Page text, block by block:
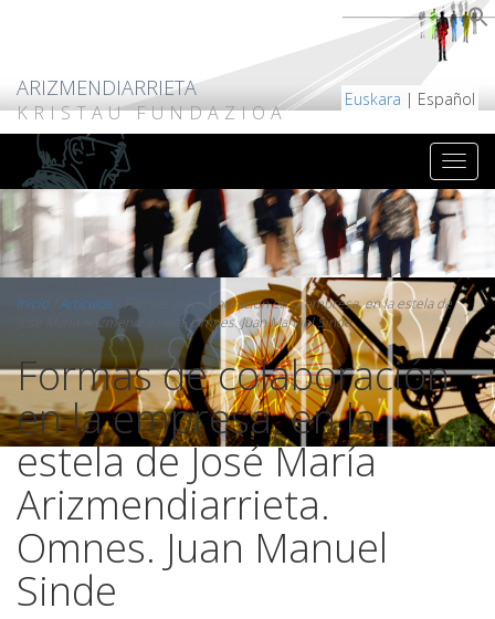
ARIZMENDIARRIETA
KRISTAU FUNDAZIOA
Euskara | Español
Inicio/ Artículos /Formas de colaboración en la empresa, en la estela de
José María Arizmendiarrieta. Omnes. Juan Manuel Sinde
Formas de colaboración
en la empresa, en la
estela de José María
Arizmendiarrieta.
Omnes. Juan Manuel
Sinde